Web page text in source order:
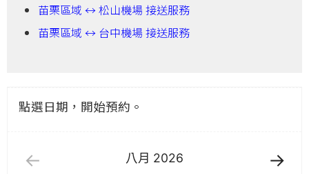
苗栗區域 ↔ 松山機場 接送服務
苗栗區域 ↔ 台中機場 接送服務
點選日期，開始預約。
八月 2026